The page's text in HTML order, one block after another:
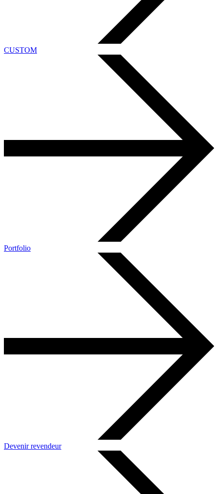
CUSTOM
Portfolio
Devenir revendeur